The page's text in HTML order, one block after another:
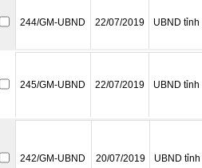
244/GM-UBND 22/07/2019 UBND tỉnh
245/GM-UBND 22/07/2019 UBND tỉnh
242/GM-UBND 20/07/2019 UBND tỉnh